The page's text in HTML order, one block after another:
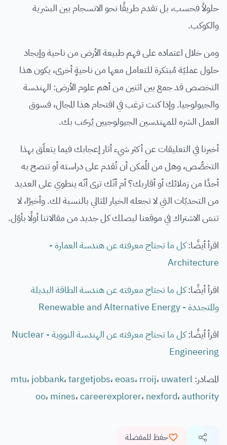
حلولاً فحسب، بل تقدم طريقًا نحو الانسجام بين البشرية
والكوكب.
ومن خلال اعتماده على فهم طبيعة الأرض من ناحية وإيجاد
حلول عمليّة مُبتكرة للتعامل معها من ناحيةٍ أخرى، يكون هذا
التخصص قد جمع بين اثنين من أهم علوم الأرض: الهندسة
والجيولوجيا. وإذا كنت ترغب في اقتحام هذا المجال، فسوق
العمل الشره للمهندسين الجيولوجيين يُرحّب بك.
أخبرنا في التعليقات عن أكثر شيء أثار إعجابك فيما يتعلّق بهذا
التخصُّص، وهل من المُمكن أن تُقدم على دراسته أو تنصح به
أحدًا من زملائك أو أقاربك؟ أم أنّك ترى أنّه ينطوي على العديد
من التحديّات التي لا تجعله الخيار المثالي بالنسبة لك. وأخيرًا، لا
تنسَ الاشتراك في موقعنا ليصلك كل جديد من مقالاتنا أولًا بأوّل.
اقرأ أيضًا:كل ما تحتاج معرفته عن هندسة العمارة -
Architecture
اقرأ أيضًا:كل ما تحتاج معرفته عن هندسة الطاقة البديلة
والمتجددة - Renewable and Alternative Energy
اقرأ أيضًا:
كل ما تحتاج معرفته عن الهندسة النووية - Nuclear
Engineering
المصادر:
mtu، jobbank،targetjobs،eoas، rroij، uwaterl
oo، mines،careerexplorer، nexford،authority
حفظ للمفضلة